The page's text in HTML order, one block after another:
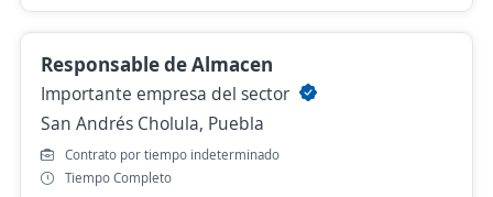
Responsable de Almacen
Importante empresa del sector
San Andrés Cholula, Puebla
Contrato por tiempo indeterminado
Tiempo Completo